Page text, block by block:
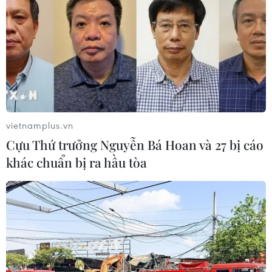
3D tại bảo tàng; 3 loại hộ chiếu phiên bản online trên
TripC...
Đà Nẵng lần đầu công bố 3 loại "hộ chiếu"
vietnamplus.vn
Cựu Thứ trưởng Nguyễn Bá Hoan và 27 bị cáo
khác chuẩn bị ra hầu tòa